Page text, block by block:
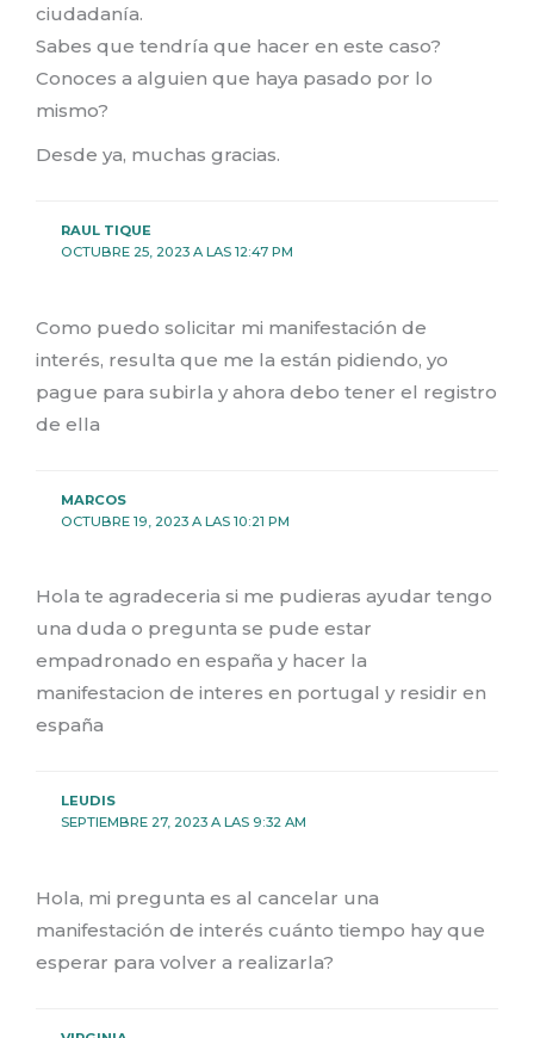
ciudadanía.
Sabes que tendría que hacer en este caso?
Conoces a alguien que haya pasado por lo
mismo?
Desde ya, muchas gracias.
RAUL TIQUE
OCTUBRE 25, 2023 A LAS 12:47 PM
Como puedo solicitar mi manifestación de
interés, resulta que me la están pidiendo, yo
pague para subirla y ahora debo tener el registro
de ella
MARCOS
OCTUBRE 19, 2023 A LAS 10:21 PM
Hola te agradeceria si me pudieras ayudar tengo
una duda o pregunta se pude estar
empadronado en españa y hacer la
manifestacion de interes en portugal y residir en
españa
LEUDIS
SEPTIEMBRE 27, 2023 A LAS 9:32 AM
Hola, mi pregunta es al cancelar una
manifestación de interés cuánto tiempo hay que
esperar para volver a realizarla?